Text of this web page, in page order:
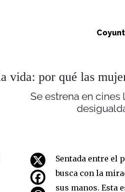
vida: por qué las
Se estrena en
Sentada entre el
busca con la
sus manos. Esta